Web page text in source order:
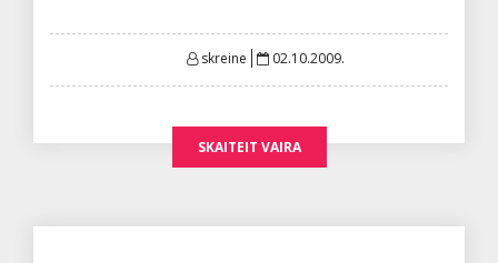
skreine
Posted
02.10.2009.
SKAITEIT VAIRA